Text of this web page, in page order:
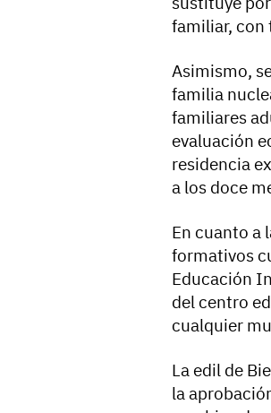
familiar, con
Asimismo,
familia
familiares
evaluación
residencia
a los doce
En cuanto a
formativos
Educación
del centro
cualquier
La edil de
la